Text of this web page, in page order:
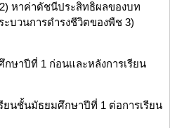
หาค่าดัชนีประสิทธิผลของบท
ะบวนการดำรงชีวิตของพืช 3)
ษาปีที่ 1 ก่อนและหลังการเรียน
ยนชั้นมัธยมศึกษาปีที่ 1 ต่อการเรียน